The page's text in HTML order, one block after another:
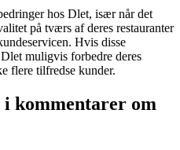
hos Dlet, især når det
på tværs af deres restauranter
Hvis disse
muligvis forbedre deres
flere tilfredse kunder.
i kommentarer om